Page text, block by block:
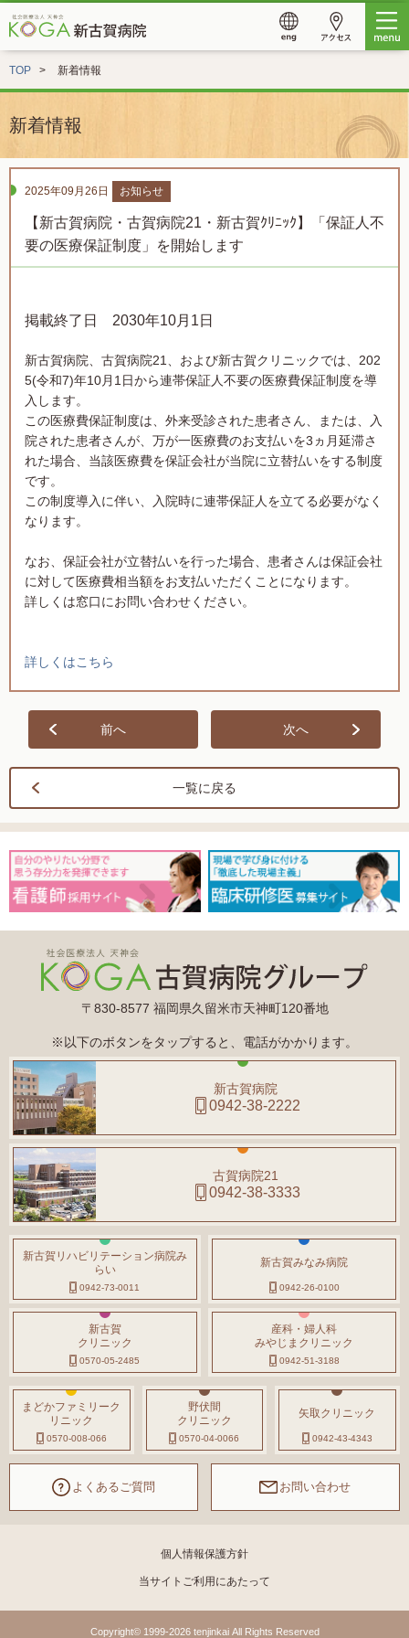
TOP 新着情報
新着情報
2025年09月26日 お知らせ
【新古賀病院・古賀病院21・新古賀ｸﾘﾆｯｸ】「保証人不
要の医療保証制度」を開始します
掲載終了日 2030年10月1日
新古賀病院、古賀病院21、および新古賀クリニックでは、202
5(令和7)年10月1日から連帯保証人不要の医療費保証制度を導
入します。
この医療費保証制度は、外来受診された患者さん、または、入
院された患者さんが、万が一医療費のお支払いを3ヵ月延滞さ
れた場合、当該医療費を保証会社が当院に立替払いをする制度
です。
この制度導入に伴い、入院時に連帯保証人を立てる必要がなく
なります。
なお、保証会社が立替払いを行った場合、患者さんは保証会社
に対して医療費相当額をお支払いただくことになります。
詳しくは窓口にお問い合わせください。
詳しくはこちら
前へ 次へ
一覧に戻る
〒830-8577 福岡県久留米市天神町120番地
※以下のボタンをタップすると、電話がかかります。
新古賀病院
0942-38-2222
古賀病院21
0942-38-3333
新古賀リハビリテーション病院み
らい
0942-73-0011
新古賀みなみ病院
0942-26-0100
新古賀
クリニック
0570-05-2485
産科・婦人科
みやじまクリニック
0942-51-3188
まどかファミリーク
リニック
0570-008-066
野伏間
クリニック
0570-04-0066
矢取クリニック
0942-43-4343
よくあるご質問 お問い合わせ
個人情報保護方針
当サイトご利用にあたって
Copyright© 1999-2026 tenjinkai All Rights Reserved